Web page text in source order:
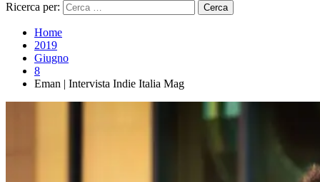
Ricerca per:
Home
2019
Giugno
8
Eman | Intervista Indie Italia Mag